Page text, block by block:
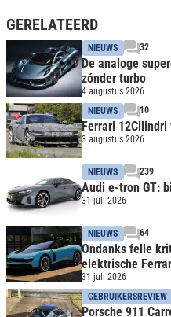
GERELATEERD
NIEUWS 32
De analoge
zónder turbo
4 augustus 2026
NIEUWS
10
Ferrari
3 augustus 2026
NIEUWS 239
Audi e-tron GT:
31 juli 2026
NIEUWS 64
Ondanks felle
elektrische
31 juli 2026
GEBRUIKERSREVIEW
Porsche 911